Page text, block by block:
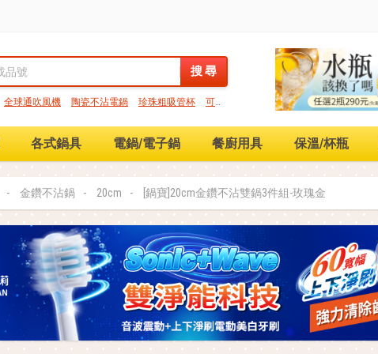
搜 尋
全球通吹風機 陶瓷不沾電鍋 珍珠粗吸管杯
可微
各式鍋具 電鍋/電子鍋 餐廚用具 保溫/杯瓶
金鑽不沾鍋 20cm [鍋寶]20cm金鑽不沾雙鍋3件組-玫瑰金
搜 尋